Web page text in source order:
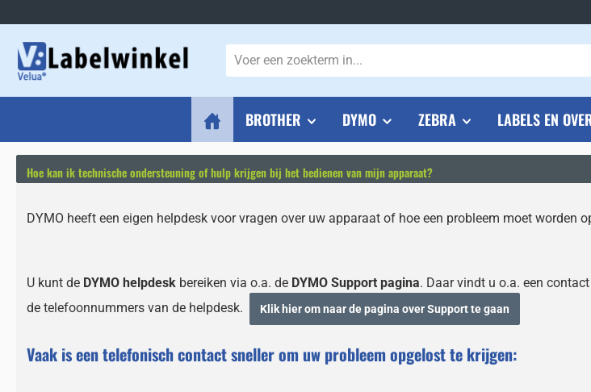
BROTHER DYMO ZEBRA LABELS EN
Hoe kan ik technische ondersteuning of hulp krijgen bij het bedienen van mijn apparaat?
DYMO heeft een eigen helpdesk voor vragen over uw apparaat of hoe een probleem moet worden
U kunt de DYMO helpdesk bereiken via o.a. de DYMO Support pagina. Daar vindt u o.a. een
de telefoonnummers van de helpdesk.
Klik hier om naar de pagina over Support te gaan
Vaak is een telefonisch contact sneller om uw probleem opgelost te krijgen: